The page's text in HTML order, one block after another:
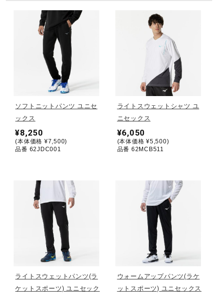
サッカー／フットサル
トレーニング
ゴルフ
バレーボール
テニス／ソフトテニス
バドミントン
ソフトニットパンツ ユニセ
ックス
¥8,250
(本体価格 ¥7,500)
品番 62JDC001
ライトスウェットシャツ ユ
ニセックス
¥6,050
(本体価格 ¥5,500)
品番 62MCB511
ライトスウェットパンツ(ラ
ケットスポーツ) ユニセック
ウォームアップパンツ(ラケ
ットスポーツ) ユニセックス